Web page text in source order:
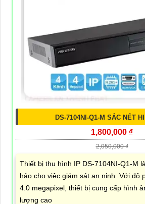
DS-7104NI-Q1-M SẮC NÉT
1,800,000 ₫
2,050,000 ₫
Thiết bị thu hình IP DS-7104NI-Q1-M
hảo cho việc giám sát an ninh. Với độ
4.0 megapixel, thiết bị cung cấp hình
lượng cao